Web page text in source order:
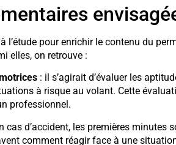
pour enrichir le contenu du
elles, on retrouve :
: il s’agirait d’évaluer les
à risque au volant. Cette
professionnel.
cas d’accident, les premières minutes
comment réagir face à une